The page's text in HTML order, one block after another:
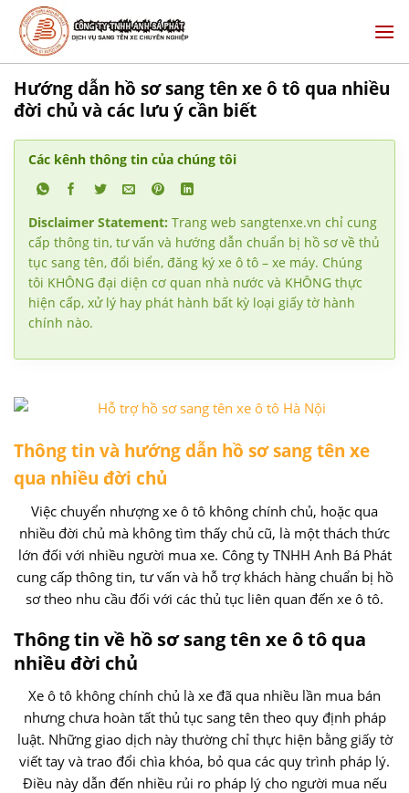
Skip
content
Hướng dẫn hồ sơ sang tên xe ô tô qua nhiều
đời chủ và các lưu ý cần biết
Các kênh thông tin của chúng tôi
Disclaimer Statement: Trang web sangtenxe.vn chỉ cung
cấp thông tin, tư vấn và hướng dẫn chuẩn bị hồ sơ về thủ
tục sang tên, đổi biển, đăng ký xe ô tô – xe máy. Chúng
tôi KHÔNG đại diện cơ quan nhà nước và KHÔNG thực
hiện cấp, xử lý hay phát hành bất kỳ loại giấy tờ hành
chính nào.
Thông tin và hướng dẫn hồ sơ sang tên xe
qua nhiều đời chủ
Việc chuyển nhượng xe ô tô không chính chủ, hoặc qua
nhiều đời chủ mà không tìm thấy chủ cũ, là một thách thức
lớn đối với nhiều người mua xe. Công ty TNHH Anh Bá Phát
cung cấp thông tin, tư vấn và hỗ trợ khách hàng chuẩn bị hồ
sơ theo nhu cầu đối với các thủ tục liên quan đến xe ô tô.
Thông tin về hồ sơ sang tên xe ô tô qua
nhiều đời chủ
Xe ô tô không chính chủ là xe đã qua nhiều lần mua bán
nhưng chưa hoàn tất thủ tục sang tên theo quy định pháp
luật. Những giao dịch này thường chỉ thực hiện bằng giấy tờ
viết tay và trao đổi chìa khóa, bỏ qua các quy trình pháp lý.
Điều này dẫn đến nhiều rủi ro pháp lý cho người mua nếu